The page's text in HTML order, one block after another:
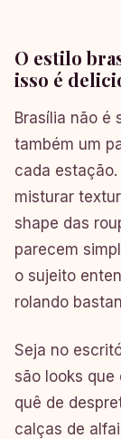
O estilo
isso é
Brasília não é
também um
cada
misturar
shape das
parecem
o sujeito
rolando
Seja no
são looks que
quê de
calças de